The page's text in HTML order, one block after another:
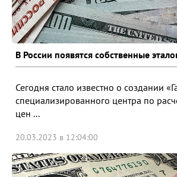
В России появятся собственные
Сегодня стало известно о создании
специализированного центра по
цен ...
20.03.2023 в 12:04:00